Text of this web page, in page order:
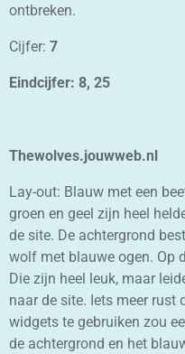
ontbreken.
Cijfer: 7
Eindcijfer: 8, 25
Thewolves.jouwweb.nl
Lay-out: Blauw met een
groen en geel zijn heel
de site. De achtergrond
wolf met blauwe ogen. Op
Die zijn heel leuk, maar
naar de site. Iets meer rust
widgets te gebruiken zou
de achtergrond en het